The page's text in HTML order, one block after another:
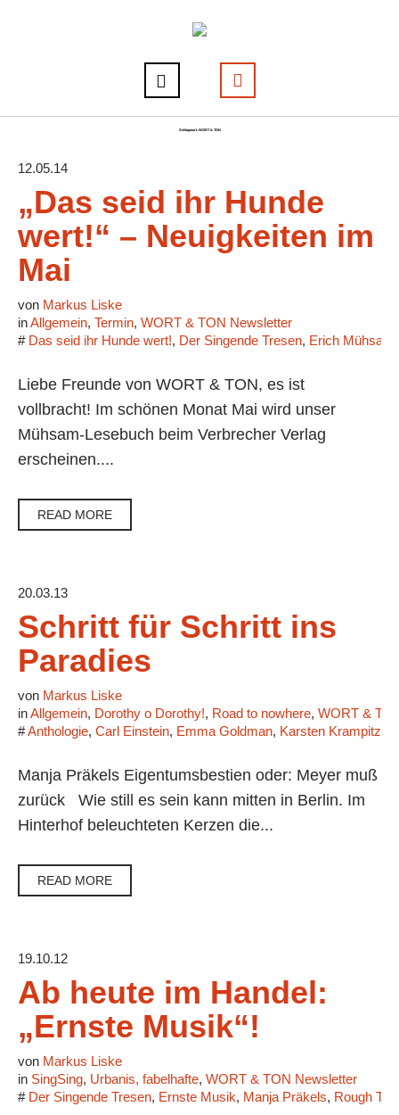
Schlagwort: WORT & TON
12.05.14
„Das seid ihr Hunde
wert!“ – Neuigkeiten im
Mai
von Markus Liske
inAllgemein, Termin, WORT & TON Newsletter
# Das seid ihr Hunde wert!, Der Singende Tresen, Erich Mühsam
Liebe Freunde von WORT & TON, es ist
vollbracht! Im schönen Monat Mai wird unser
Mühsam-Lesebuch beim Verbrecher Verlag
erscheinen....
READ MORE
20.03.13
Schritt für Schritt ins
Paradies
von Markus Liske
inAllgemein, Dorothy o Dorothy!, Road to nowhere, WORT &
#Anthologie, Carl Einstein, Emma Goldman, Karsten Krampitz
Manja Präkels Eigentumsbestien oder: Meyer muß
zurück Wie still es sein kann mitten in Berlin. Im
Hinterhof beleuchteten Kerzen die...
READ MORE
19.10.12
Ab heute im Handel:
„Ernste Musik“!
von Markus Liske
in SingSing, Urbanis, fabelhafte, WORT & TON Newsletter
# Der Singende Tresen, Ernste Musik, Manja Präkels, Rough